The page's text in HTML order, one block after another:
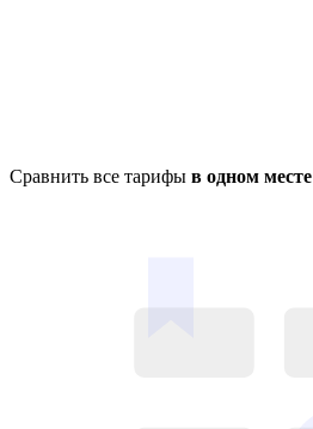
Сравнить все тарифы в одном месте